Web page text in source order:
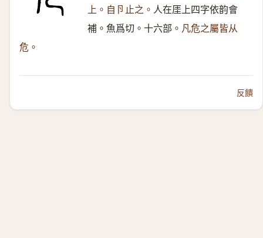
上。自卪止之。 人在厓上四字依韵會
補。魚爲切。十六部。 凡危之屬皆从
危。
反饋